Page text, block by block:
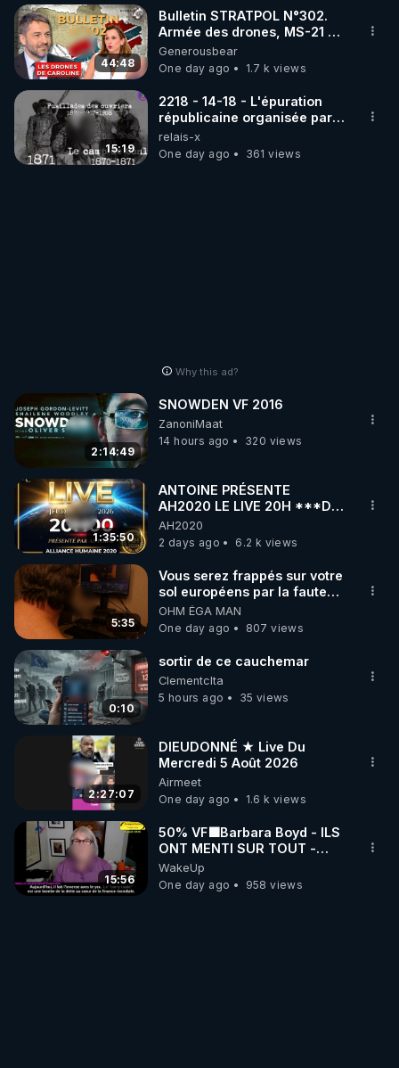
44:48
Bulletin STRATPOL N°302.
Armée des drones, MS-21 en
série, missiles coréens.
07.08.2026.
Generousbear
One day ago
1.7 k views
15:19
2218 - 14-18 - L'épuration
républicaine organisée par
les frères de la truelle
relais-x
One day ago
361 views
Why this ad?
2:14:49
SNOWDEN VF 2016
ZanoniMaat
14 hours ago
320 views
1:35:50
ANTOINE PRÉSENTE
AH2020 LE LIVE 20H ***DU
06/08/2026***
AH2020
2 days ago
6.2 k views
5:35
Vous serez frappés sur votre
sol européens par la faute
des dirigeants qui s'en
mettent dans le nez
OHM ÉGA MAN
One day ago
807 views
0:10
sortir de ce cauchemar
Clementclta
5 hours ago
35 views
2:27:07
DIEUDONNÉ ★ Live Du
Mercredi 5 Août 2026
Airmeet
One day ago
1.6 k views
15:56
50% VF🟩Barbara Boyd - ILS
ONT MENTI SUR TOUT -
Jocelyne Traduction
WakeUp
One day ago
958 views